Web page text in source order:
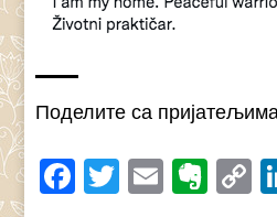
Поделите са
Facebook
Twitter
Email